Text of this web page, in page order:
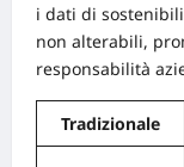
i dati di
non alterabili,
responsabilità
Tradizionale